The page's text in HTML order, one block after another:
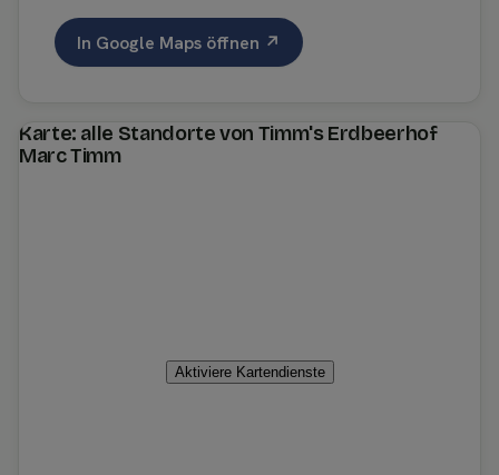
In Google Maps öffnen ↗
Karte: alle Standorte von Timm's Erdbeerhof
Marc Timm
Aktiviere Kartendienste